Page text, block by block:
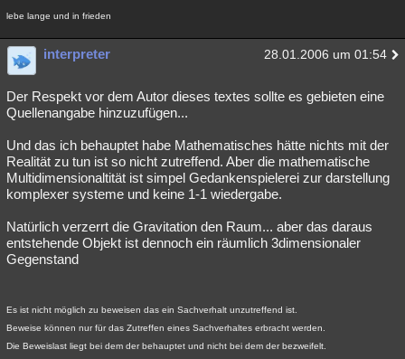
lebe lange und in frieden
interpreter 28.01.2006 um 01:54
Der Respekt vor dem Autor dieses textes sollte es gebieten eine
Quellenangabe hinzuzufügen...
Und das ich behauptet habe Mathematisches hätte nichts mit der
Realität zu tun ist so nicht zutreffend. Aber die mathematische
Multidimensionaltität ist simpel Gedankenspielerei zur darstellung
komplexer systeme und keine 1-1 wiedergabe.
Natürlich verzerrt die Gravitation den Raum... aber das daraus
entstehende Objekt ist dennoch ein räumlich 3dimensionaler
Gegenstand
Es ist nicht möglich zu beweisen das ein Sachverhalt unzutreffend ist.
Beweise können nur für das Zutreffen eines Sachverhaltes erbracht werden.
Die Beweislast liegt bei dem der behauptet und nicht bei dem der bezweifelt.